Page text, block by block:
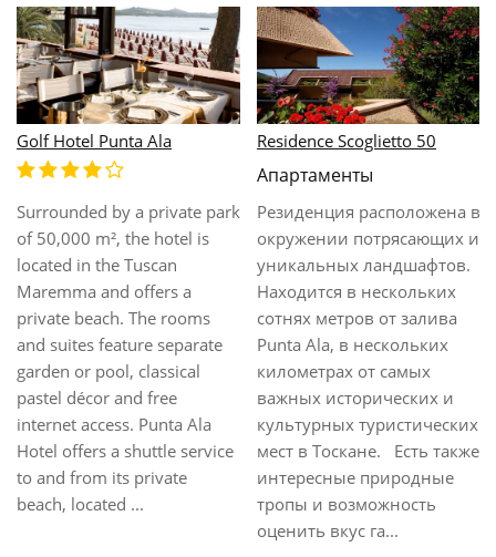
Montebelli extends over
green Tuscan valleys with
olive groves and vineyards.
Here you will enjoy delicious
food, luxurious rooms, and
wellness and sports facilities.
Parking is free.||Montebelli
Agriturismo & Country
Hotel's spacious premises
include an outdoor
Antico Casale Di Scansano
Hotel Resort
Located on the outskirts of
Scansano and surrounded by
the beautiful Tuscan
within a renovated old
farmhouse and offers 54
comfortable guestrooms.
for a rejuvenating vacation.
Its extensive wellness
facilities include an indoor